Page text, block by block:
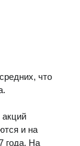
что
и на
года. На